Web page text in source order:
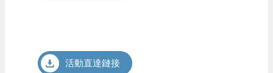
活動直達鏈接